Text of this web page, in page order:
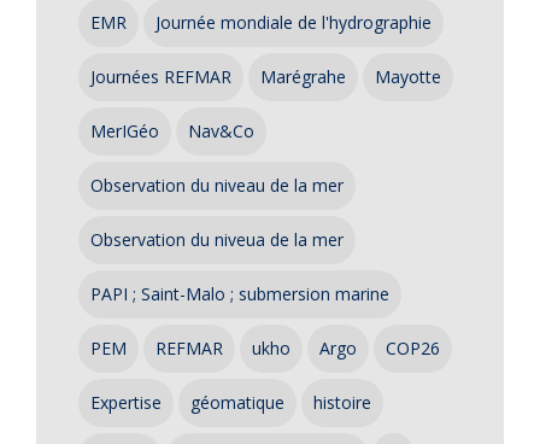
EMR Journée mondiale de l'hydrographie
Journées REFMAR Marégrahe Mayotte
MerIGéo Nav&Co
Observation du niveau de la mer
Observation du niveua de la mer
PAPI ; Saint-Malo ; submersion marine
PEM REFMAR ukho Argo COP26
Expertise géomatique histoire